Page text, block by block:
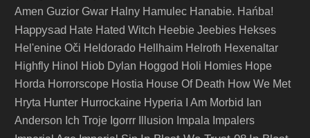
Amen Guzior Gwar Halny Hamulec Hanabie. Hańba!
Happysad Hate Hated Witch Heebie Jeebies Hekses
Hel'enine Oči Heldorado Hellhaim Helroth Hexenaltar
Highfly Hinol Hiob Dylan Hoggod Holi Homies Hope
Horda Horrorscope Hostia House Of Death How We Met
Hryta Hunter Hurrockaine Hyperia I Am Morbid Ian
Anderson Ich Troje Igorrr Illusion Impala Impalers